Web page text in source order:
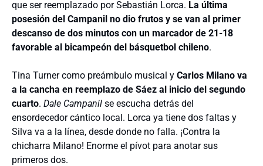
que ser reemplazado por Sebastián Lorca. La última
posesión del Campanil no dio frutos y se van al primer
descanso de dos minutos con un marcador de 21-18
favorable al bicampeón del básquetbol chileno.
Tina Turner como preámbulo musical y Carlos Milano va
a la cancha en reemplazo de Sáez al inicio del segundo
cuarto. Dale Campanil se escucha detrás del
ensordecedor cántico local. Lorca ya tiene dos faltas y
Silva va a la línea, desde donde no falla. ¡Contra la
chicharra Milano! Enorme el pívot para anotar sus
primeros dos.